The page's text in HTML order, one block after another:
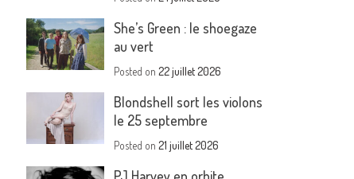
She’s Green : le shoegaze
au vert
Posted on22 juillet 2026
Blondshell sort les violons
le 25 septembre
Posted on21 juillet 2026